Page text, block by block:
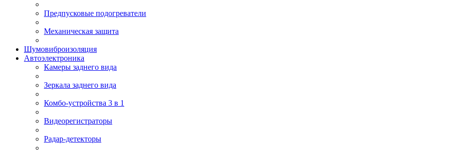
Предпусковые подогреватели
Механическая защита
Шумовиброизоляция
Автоэлектроника
Камеры заднего вида
Зеркала заднего вида
Комбо-устройства 3 в 1
Видеорегистраторы
Радар-детекторы